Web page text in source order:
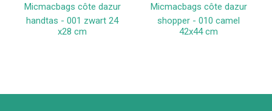
Micmacbags côte dazur
handtas - 001 zwart 24
x28 cm
Micmacbags côte dazur
shopper - 010 camel
42x44 cm